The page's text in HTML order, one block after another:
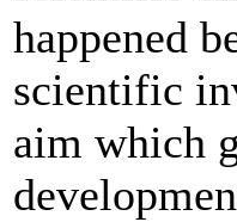
happened
scientific
aim which